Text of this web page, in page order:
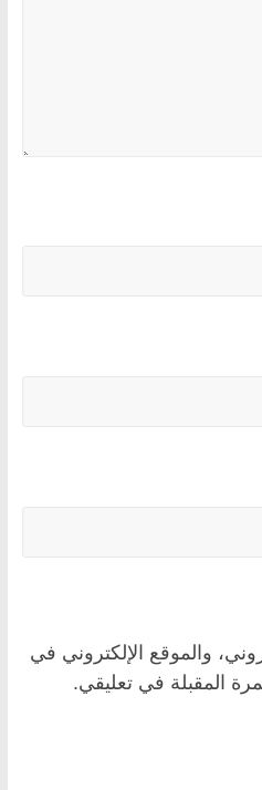
والموقع الإلكتروني في
المقبلة في تعليقي.